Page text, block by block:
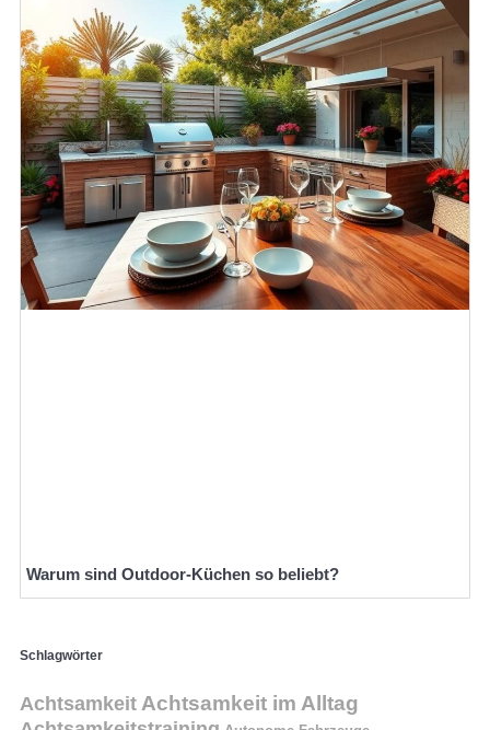
Warum sind Outdoor-Küchen so beliebt?
Schlagwörter
AchtsamkeitAchtsamkeit im Alltag